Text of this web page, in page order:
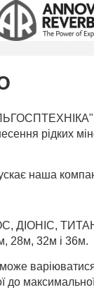
-
рiдких
наша
ДІОНІС,
28м, 32м i 36м.
до